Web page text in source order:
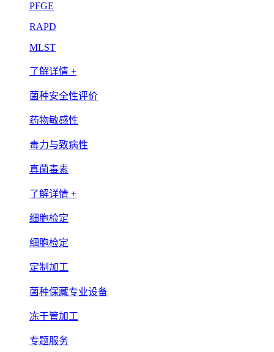
PFGE
RAPD
MLST
了解详情 +
菌种安全性评价
药物敏感性
毒力与致病性
真菌毒素
了解详情 +
细胞检定
细胞检定
定制加工
菌种保藏专业设备
冻干管加工
专题服务